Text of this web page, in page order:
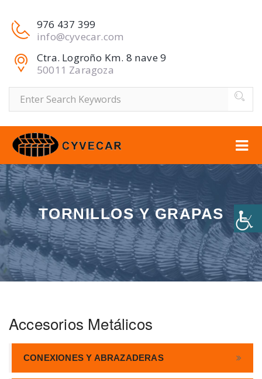
976 437 399
info@cyvecar.com
Ctra. Logroño Km. 8 nave 9
50011 Zaragoza
TORNILLOS Y GRAPAS
Accesorios Metálicos
CONEXIONES Y ABRAZADERAS